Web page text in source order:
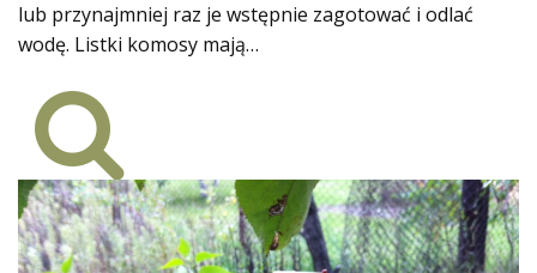
lub przynajmniej raz je wstępnie zagotować i odlać
wodę. Listki komosy mają…